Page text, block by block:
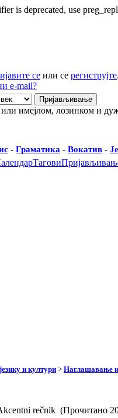
is deprecated, use
се или се региструјте.
e-mail?
имејлом, лозинком и
- Граматика - Вокатив -
Тагови
и култури > Наглашавање
rečnik (Прочитано